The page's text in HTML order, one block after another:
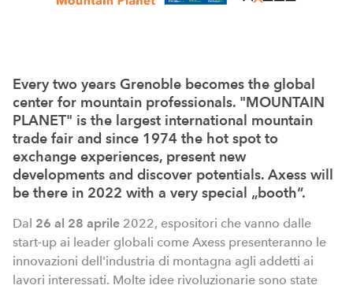
Every two years Grenoble becomes the global
center for mountain professionals. "MOUNTAIN
PLANET" is the largest international mountain
trade fair and since 1974 the hot spot to
exchange experiences, present new
developments and discover potentials. Axess will
be there in 2022 with a very special „booth“.
Dal 26 al 28 aprile 2022, espositori che vanno dalle
start-up ai leader globali come Axess presenteranno le
innovazioni dell'industria di montagna agli addetti ai
lavori interessati. Molte idee rivoluzionarie sono state